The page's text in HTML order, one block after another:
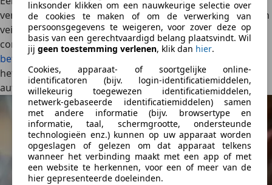
linksonder klikken om een nauwkeurige selectie over
de cookies te maken of om de verwerking van
persoonsgegevens te weigeren, voor zover deze op
basis van een gerechtvaardigd belang plaatsvindt. Wil
jij geen toestemming verlenen, klik dan hier.
Cookies, apparaat- of soortgelijke online-
identificatoren (bijv. login-identificatiemiddelen,
willekeurig toegewezen identificatiemiddelen,
netwerk-gebaseerde identificatiemiddelen) samen
met andere informatie (bijv. browsertype en
informatie, taal, schermgrootte, ondersteunde
technologieën enz.) kunnen op uw apparaat worden
opgeslagen of gelezen om dat apparaat telkens
wanneer het verbinding maakt met een app of met
een website te herkennen, voor een of meer van de
hier gepresenteerde doeleinden.
verkopen. Ontmoet potentiële kopers op eenopenbare en
veilige locatievoor de proefrit en de transactie.Vermijd
contante betalingenen geef de voorkeur aaneen veilige
betaling
het geld op je rekening staat voordat je de sleutels van je
auto aan de koper geeft.